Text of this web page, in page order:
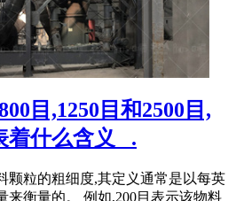
目,1250目和2500目,
着什么含义_ .
颗粒的粗细度,其定义通常是以每英
来衡量的。 例如,200目表示该物料